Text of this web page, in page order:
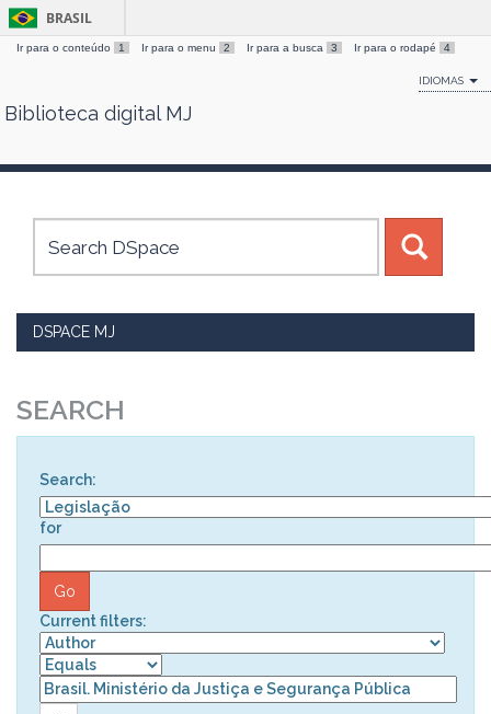
Skip
BRASIL
Ir para o conteúdo 1 Ir para o menu 2 Ir para a busca 3 Ir para o rodapé 4
IDIOMAS
Biblioteca digital MJ
DSPACE MJ
SEARCH
Search:
for
Current filters: